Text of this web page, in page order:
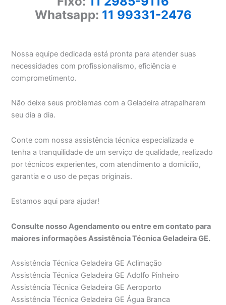
Whatsapp: 11 99331-2476
Nossa equipe dedicada está pronta para atender suas
necessidades com profissionalismo, eficiência e
comprometimento.
Não deixe seus problemas com a Geladeira atrapalharem
seu dia a dia.
Conte com nossa assistência técnica especializada e
tenha a tranquilidade de um serviço de qualidade, realizado
por técnicos experientes, com atendimento a domicílio,
garantia e o uso de peças originais.
Estamos aqui para ajudar!
Consulte nosso Agendamento ou entre em contato para
maiores informações Assistência Técnica Geladeira GE.
Assistência Técnica Geladeira GE Aclimação
Assistência Técnica Geladeira GE Adolfo Pinheiro
Assistência Técnica Geladeira GE Aeroporto
Assistência Técnica Geladeira GE Água Branca